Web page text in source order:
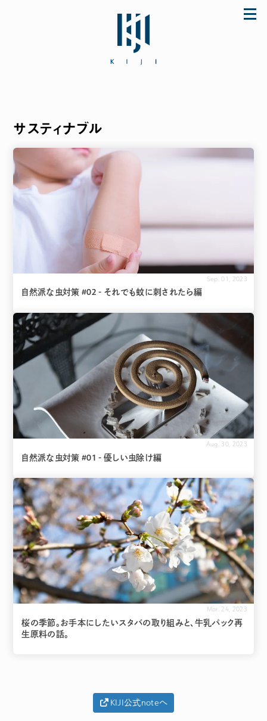
「初めてなのに上手に使えた♪」とママに大好
ストア store.KIJI.online へどうぞ。
サスティナブル
Sep. 01, 2023
自然派な虫対策 #02 - それでも蚊に刺されたら編
Aug. 30, 2023
自然派な虫対策 #01 - 優しい虫除け編
Mar. 24, 2023
桜の季節。お手本にしたいスタバの取り組みと、牛乳パック再
生原料の話。
KIJI公式noteへ